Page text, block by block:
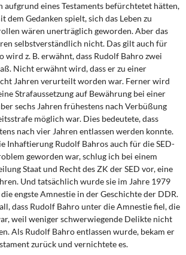
eines Testaments befürchtetet hätten,
dem Gedanken spielt, sich das Leben zu
wären unerträglich geworden. Aber das
selbstverständlich nicht. Das gilt auch für
wird z. B. erwähnt, dass Rudolf Bahro zwei
Nicht erwähnt wird, dass er zu einer
Jahren verurteilt worden war. Ferner wird
Strafaussetzung auf Bewäh­rung bei einer
sechs Jahren frühestens nach Verbüßung
möglich war. Dies bedeutete, dass
nach vier Jahren entlassen werden konnte.
Inhaftierung Rudolf Bahros auch für die SED-
geworden war, schlug ich bei ei­nem
Staat und Recht des ZK der SED vor, eine
Und tatsächlich wurde sie im Jahre 1979
die engste Amnestie in der Geschichte der DDR.
dass Rudolf Bah­ro unter die Amnestie fiel, die
weil weniger schwerwiegende Delikte nicht
Als Rudolf Bahro entlassen wurde, bekam er
zurück und vernichtete es.